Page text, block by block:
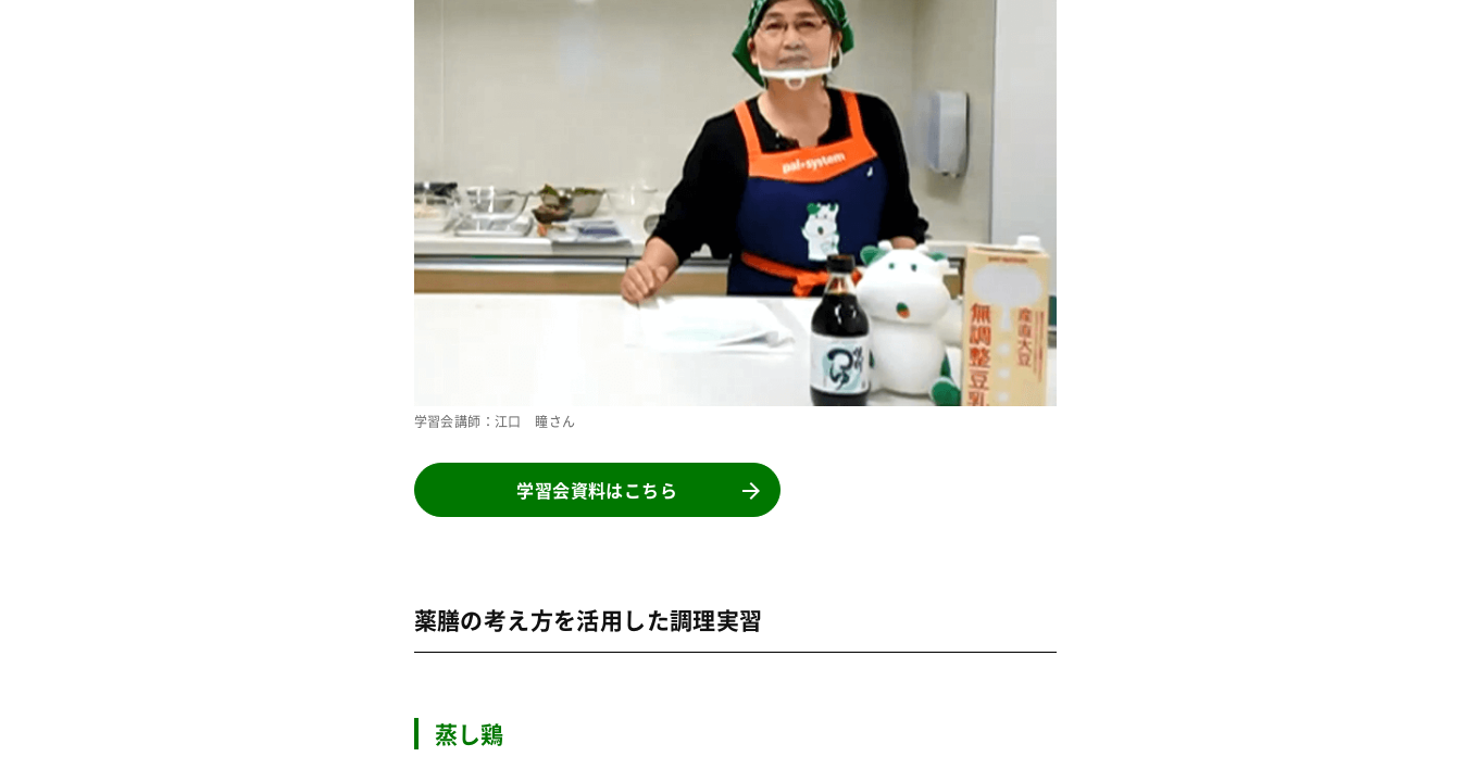
学習会講師：江口 瞳さん
学習会資料はこちら
薬膳の考え方を活用した調理実習
蒸し鶏